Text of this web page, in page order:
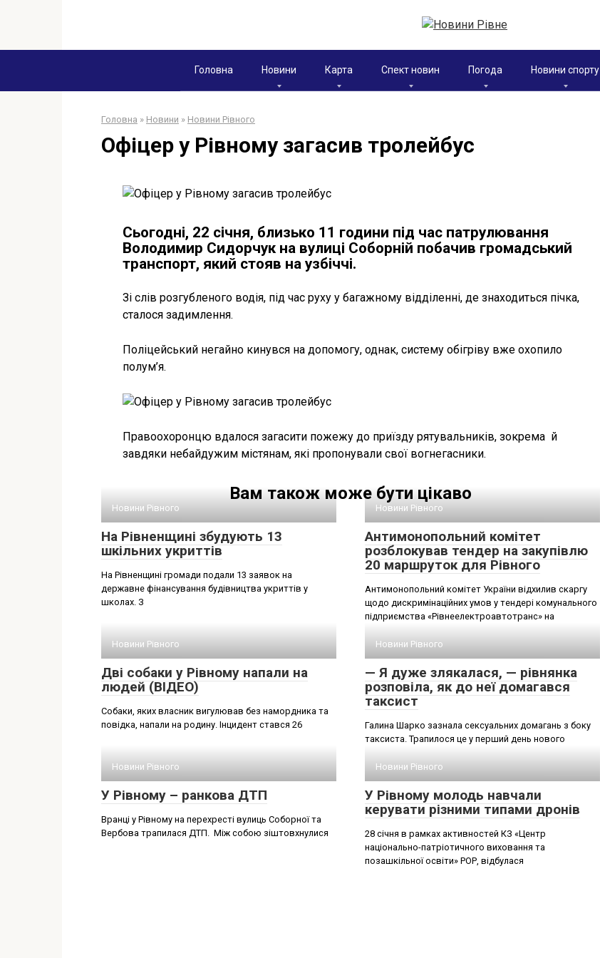
Головна Новини Карта Спект новин Погода Новини спорту
Головна » Новини » Новини Рівного
Офіцер у Рівному загасив тролейбус
Сьогодні, 22 січня, близько 11 години під час патрулювання
Володимир Сидорчук на вулиці Соборній побачив громадський
транспорт, який стояв на узбіччі.
Зі слів розгубленого водія, під час руху у багажному відділенні, де знаходиться пічка,
сталося задимлення.
Поліцейський негайно кинувся на допомогу, однак, систему обігріву вже охопило
полум’я.
Правоохоронцю вдалося загасити пожежу до приїзду рятувальників, зокрема й
завдяки небайдужим містянам, які пропонували свої вогнегасники.
Вам також може бути цікаво
Новини Рівного
На Рівненщині збудують 13
шкільних укриттів
На Рівненщині громади подали 13 заявок на
державне фінансування будівництва укриттів у
школах. З
Новини Рівного
Антимонопольний комітет
розблокував тендер на закупівлю
20 маршруток для Рівного
Антимонопольний комітет України відхилив скаргу
щодо дискримінаційних умов у тендері комунального
підприємства «Рівнеелектроавтотранс» на
Новини Рівного
Дві собаки у Рівному напали на
людей (ВІДЕО)
Собаки, яких власник вигулював без намордника та
повідка, напали на родину. Інцидент стався 26
Новини Рівного
— Я дуже злякалася, — рівнянка
розповіла, як до неї домагався
таксист
Галина Шарко зазнала сексуальних домагань з боку
таксиста. Трапилося це у перший день нового
Новини Рівного
У Рівному – ранкова ДТП
Вранці у Рівному на перехресті вулиць Соборної та
Вербова трапилася ДТП. Між собою зіштовхнулися
Новини Рівного
У Рівному молодь навчали
керувати різними типами дронів
28 січня в рамках активностей КЗ «Центр
національно-патріотичного виховання та
позашкільної освіти» РОР, відбулася